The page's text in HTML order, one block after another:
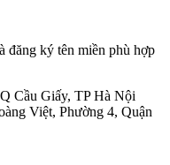
website tối ưu SEO
không? Có nên mua tên
Cách Tính Tổng Chi
Khác Biệt Quan Trọng
biến nhất (2026)
đăng ký tên miền phù hợp
Cầu Giấy, TP Hà Nội
Việt, Phường 4, Quận